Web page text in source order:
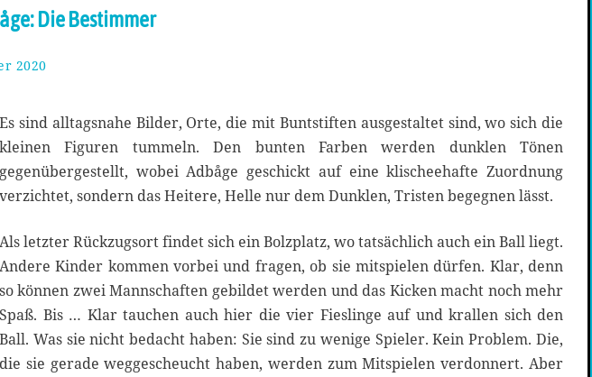
Die Bestimmer
2020
S
p
t
e
e
r
0
2
0
Es sind alltagsnahe Bilder, Orte, die mit Buntstiften ausgestaltet sind, wo sich die
kleinen Figuren tummeln. Den bunten Farben werden dunklen Tönen
gegenübergestellt, wobei Adbåge geschickt auf eine klischeehafte Zuordnung
verzichtet, sondern das Heitere, Helle nur dem Dunklen, Tristen begegnen lässt.
Als letzter Rückzugsort findet sich ein Bolzplatz, wo tatsächlich auch ein Ball liegt.
Andere Kinder kommen vorbei und fragen, ob sie mitspielen dürfen. Klar, denn
so können zwei Mannschaften gebildet werden und das Kicken macht noch mehr
Spaß. Bis … Klar tauchen auch hier die vier Fieslinge auf und krallen sich den
Ball. Was sie nicht bedacht haben: Sie sind zu wenige Spieler. Kein Problem. Die,
die sie gerade weggescheucht haben, werden zum Mitspielen verdonnert. Aber